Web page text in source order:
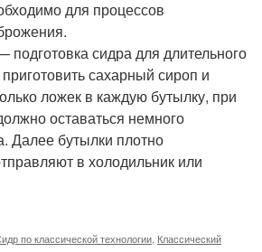
для процессов
подготовка сидра для длительного
сахарный сироп и
ложек в каждую бутылку, при
оставаться немного
Далее бутылки плотно
в холодильник или
по классической технологии Классический